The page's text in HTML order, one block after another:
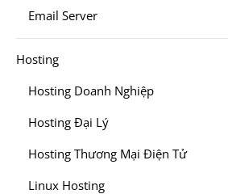
Email Server
Hosting
Hosting Doanh Nghiệp
Hosting Đại Lý
Hosting Thương Mại Điện Tử
Linux Hosting